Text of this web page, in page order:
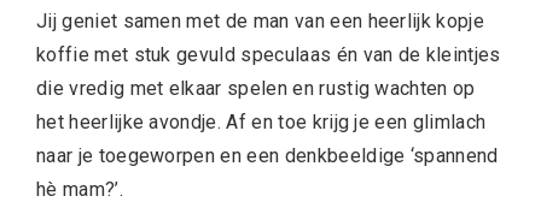
Jij geniet samen met de man van een heerlijk kopje
koffie met stuk gevuld speculaas én van de kleintjes
die vredig met elkaar spelen en rustig wachten op
het heerlijke avondje. Af en toe krijg je een glimlach
naar je toegeworpen en een denkbeeldige ‘spannend
hè mam?’.